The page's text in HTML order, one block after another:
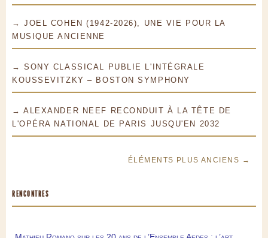
→ JOEL COHEN (1942-2026), UNE VIE POUR LA
MUSIQUE ANCIENNE
→ SONY CLASSICAL PUBLIE L'INTÉGRALE
KOUSSEVITZKY – BOSTON SYMPHONY
→ ALEXANDER NEEF RECONDUIT À LA TÊTE DE
L'OPÉRA NATIONAL DE PARIS JUSQU'EN 2032
ÉLÉMENTS PLUS ANCIENS →
RENCONTRES